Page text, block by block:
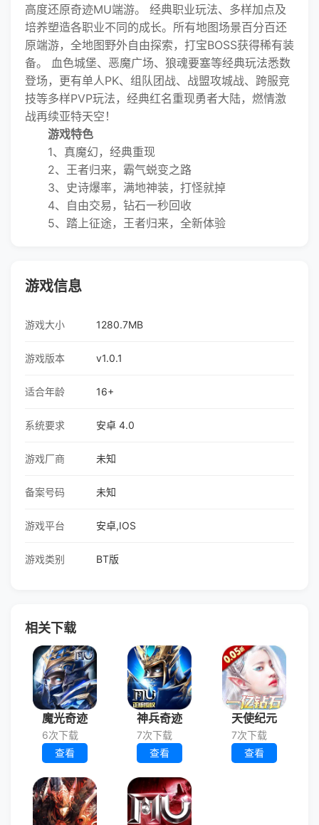
高度还原奇迹MU端游。 经典职业玩法、多样加点及
培养塑造各职业不同的成长。所有地图场景百分百还
原端游，全地图野外自由探索，打宝BOSS获得稀有装
备。 血色城堡、恶魔广场、狼魂要塞等经典玩法悉数
登场，更有单人PK、组队团战、战盟攻城战、跨服竞
技等多样PVP玩法，经典红名重现勇者大陆，燃情激
战再续亚特天空！
游戏特色
1、真魔幻，经典重现
2、王者归来，霸气蜕变之路
3、史诗爆率，满地神装，打怪就掉
4、自由交易，钻石一秒回收
5、踏上征途，王者归来，全新体验
游戏信息
游戏大小 1280.7MB
游戏版本 v1.0.1
适合年龄 16+
系统要求 安卓 4.0
游戏厂商 未知
备案号码 未知
游戏平台 安卓,IOS
游戏类别 BT版
相关下载
魔光奇迹
6次下载
查看
神兵奇迹
7次下载
查看
天使纪元
7次下载
查看